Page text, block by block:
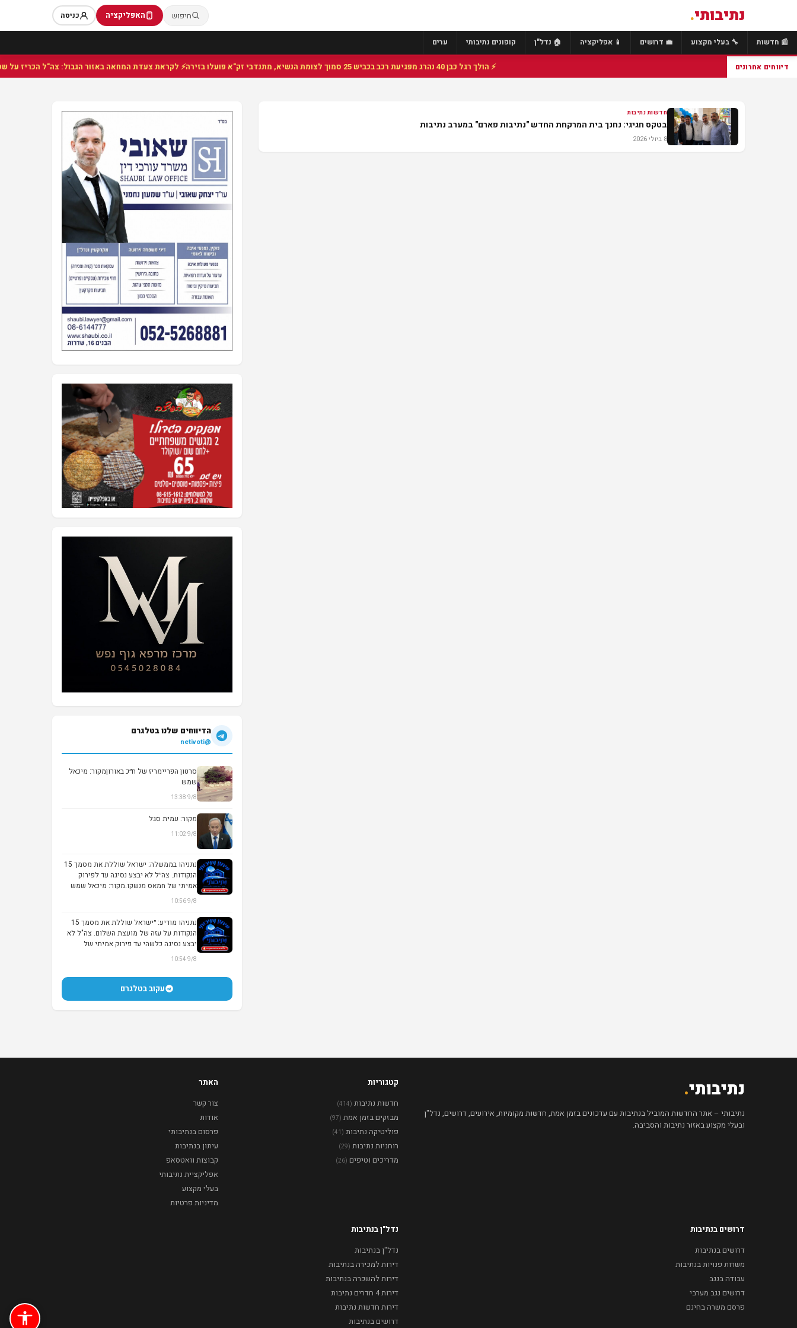
נתיבותי. חיפוש האפליקציה כניסה
📰 חדשות 🔧 בעלי מקצוע 💼 דרושים 📱 אפליקציה 🏠 נדל"ן קופונים נתיבותי ערים
דיווחים אחרונים ⚡ הולך רגל כבן 40 נהרג מפגיעת רכב בכביש 25 סמוך לצומת הנשיא, מתנדבי זק"א פועלו בזירה ⚡ לקראת צעדת המחאה באזור הגבול: צה"ל הכריז על שטח
חדשות נתיבות
בטקס חגיגי: נחנך בית המרקחת החדש "נתיבות פארם" במערב נתיבות
8 ביולי 2026
הדיווחים שלנו בטלגרם
@netivoti
סרטון הפריימריז של ח״כ באורוןמקור: מיכאל
שמש
9/8 13:38
▶
מקור: עמית סגל
9/8 11:02
נתניהו בממשלה: ישראל שוללת את מסמך 15
הנקודות. צה״ל לא יבצע נסיגה עד לפירוק
אמיתי של חמאס מנשקו.מקור: מיכאל שמש
9/8 10:56
נתניהו מודיע: ״ישראל שוללת את מסמך 15
הנקודות על עזה של מועצת השלום. צה"ל לא
יבצע נסיגה כלשהי עד פירוק אמיתי של
החמאס מנ...
9/8 10:54
עקוב בטלגרם
נתיבותי.
נתיבותי – אתר החדשות המוביל בנתיבות עם עדכונים בזמן אמת, חדשות מקומיות, אירועים, דרושים, נדל"ן
ובעלי מקצוע באזור נתיבות והסביבה.
קטגוריות
חדשות נתיבות (414)
מבזקים בזמן אמת (97)
פוליטיקה נתיבות (41)
רוחניות נתיבות (29)
מדריכים וטיפים (26)
האתר
צור קשר
אודות
פרסום בנתיבותי
עיתון בנתיבות
קבוצות וואטסאפ
אפליקציית נתיבותי
בעלי מקצוע
מדיניות פרטיות
דרושים בנתיבות
דרושים בנתיבות
משרות פנויות בנתיבות
עבודה בנגב
דרושים נגב מערבי
פרסם משרה בחינם
נדל"ן בנתיבות
נדל"ן בנתיבות
דירות למכירה בנתיבות
דירות להשכרה בנתיבות
דירות 4 חדרים נתיבות
דירות חדשות נתיבות
דרושים בנתיבות